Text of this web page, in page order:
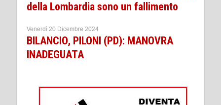
della Lombardia sono un fallimento
Venerdì 20 Dicembre 2024
BILANCIO, PILONI (PD): MANOVRA
INADEGUATA